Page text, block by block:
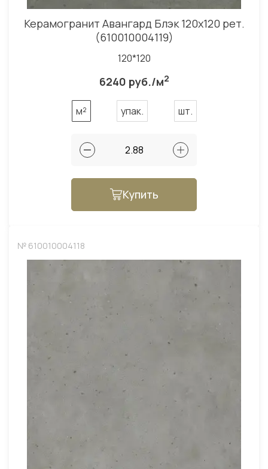
Керамогранит Авангард Блэк 120x120 рет.
(610010004119)
120*120
6240 руб./м2
м² упак. шт.
Купить
№ 610010004118